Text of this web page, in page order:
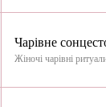
Чарівне
Жіночі чарівні